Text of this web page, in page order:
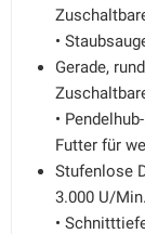
•
Gerade,
•
Futter für
Stufenlose
3.000 U/
•